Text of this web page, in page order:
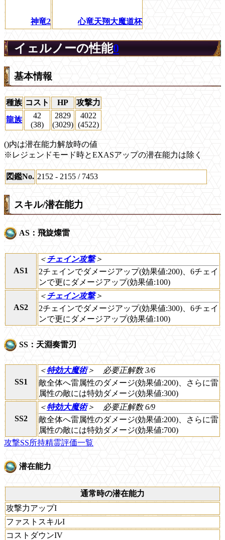
神竜2 心竜天翔大魔道杯
イェルノーの性能0
基本情報
種族 コスト HP
攻撃力
龍族
42
(38)
2829
(3029)
4022
(4522)
()内は潜在能力解放時の値
※レジェンドモード時とEXASアップの潜在能力は除く
図鑑No. 2152 - 2155 / 7453
スキル/潜在能力
AS：飛旋燦雷
AS1
＜ チェイン攻撃＞
2チェインでダメージアップ(効果値:200)、6チェイ
ンで更にダメージアップ(効果値:100)
AS2
＜ チェイン攻撃＞
2チェインでダメージアップ(効果値:300)、6チェイ
ンで更にダメージアップ(効果値:100)
SS：天淵奏雷刃
SS1
＜特効大魔術＞
必要正解数 3/6
敵全体へ雷属性のダメージ(効果値:200)、さらに雷
属性の敵には特効ダメージ(効果値:300)
SS2
＜特効大魔術＞
必要正解数 6/9
敵全体へ雷属性のダメージ(効果値:200)、さらに雷
属性の敵には特効ダメージ(効果値:700)
攻撃SS所持精霊評価一覧
潜在能力
通常時の潜在能力
攻撃力アップI
ファストスキルI
コストダウンIV